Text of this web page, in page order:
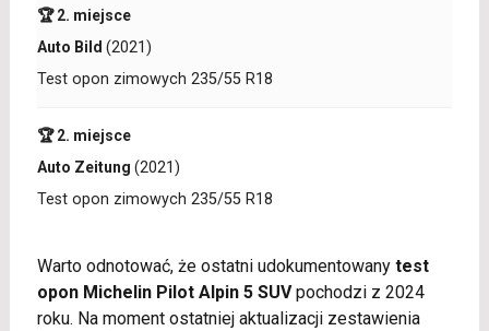
🏆 2. miejsce
Auto Bild (2021)
Test opon zimowych 235/55 R18
🏆 2. miejsce
Auto Zeitung (2021)
Test opon zimowych 235/55 R18
Warto odnotować, że ostatni udokumentowany test
opon Michelin Pilot Alpin 5 SUVpochodzi z 2024
roku. Na moment ostatniej aktualizacji zestawienia